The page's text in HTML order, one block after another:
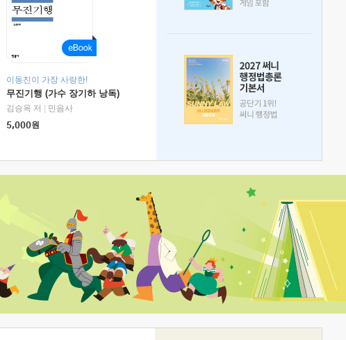
이동진이 가장 사랑한!
무진기행 (가수 장기하 낭독)
김승옥 저
민음사
5,000원